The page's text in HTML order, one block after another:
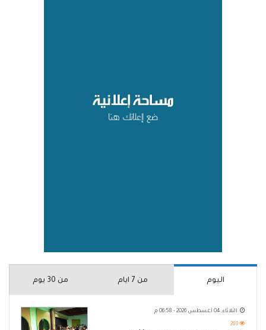
اليوم من 7 ايام من 30 يوم
الثلاثاء, 04 أغسطس 2026 - 06:58 م
269